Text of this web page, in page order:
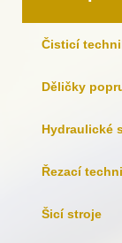
Čisticí
Děličky
Hydraulické
Řezací
Šicí stroje